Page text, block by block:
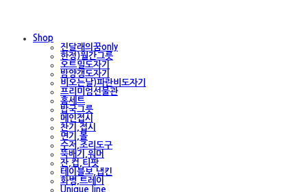
Shop
진달래의꿈only
한정)월간그릇
오트밀도자기
밤양갱도자기
비오는날)파란비도자기
프리미엄선물관
홈세트
밥국그릇
메인접시
찬기,접시
면기,볼
수저,조리도구
뚝배기,워머
잔,컵,티팟
테이블보,냅킨
화병,트레이
Unique line